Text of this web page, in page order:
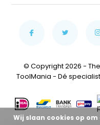
© Copyright 2026 -
ToolMania - Dé
Wij slaan cookies op